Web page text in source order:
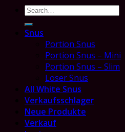
Search
for:
Snus
Portion Snus
Portion Snus – Mini
Portion Snus – Slim
Loser Snus
All White Snus
Verkaufsschlager
Neue Produkte
Verkauf